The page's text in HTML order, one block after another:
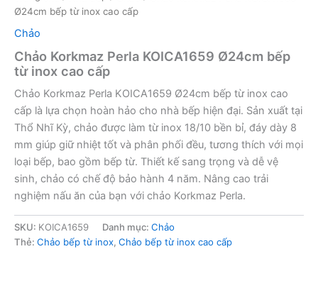
Ø24cm bếp từ inox cao cấp
Chảo
Chảo Korkmaz Perla KOICA1659 Ø24cm bếp
từ inox cao cấp
Chảo Korkmaz Perla KOICA1659 Ø24cm bếp từ inox cao
cấp là lựa chọn hoàn hảo cho nhà bếp hiện đại. Sản xuất tại
Thổ Nhĩ Kỳ, chảo được làm từ inox 18/10 bền bỉ, đáy dày 8
mm giúp giữ nhiệt tốt và phân phối đều, tương thích với mọi
loại bếp, bao gồm bếp từ. Thiết kế sang trọng và dễ vệ
sinh, chảo có chế độ bảo hành 4 năm. Nâng cao trải
nghiệm nấu ăn của bạn với chảo Korkmaz Perla.
SKU: KOICA1659 Danh mục: Chảo
Thẻ: Chảo bếp từ inox, Chảo bếp từ inox cao cấp